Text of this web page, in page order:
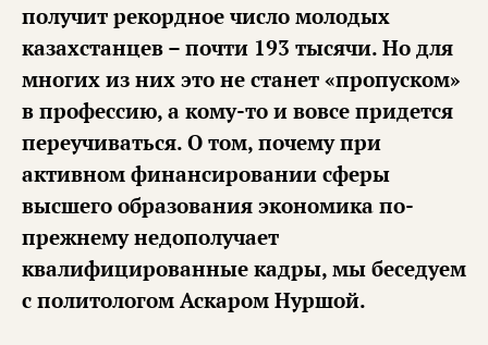
получит рекордное число молодых
казахстанцев – почти 193 тысячи. Но для
многих из них это не станет «пропуском»
в профессию, а кому-то и вовсе придется
переучиваться. О том, почему при
активном финансировании сферы
высшего образования экономика по-
прежнему недополучает
квалифицированные кадры, мы беседуем
с политологом Аскаром Нуршой.